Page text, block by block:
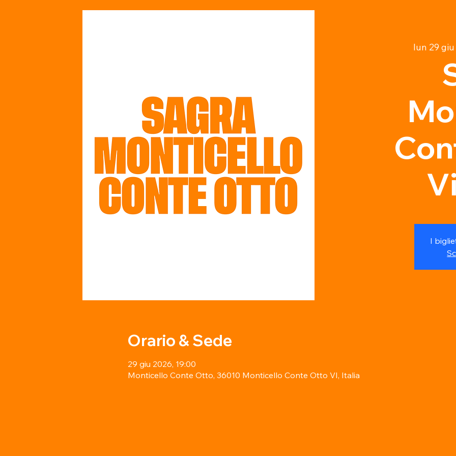
lun 29 giu
I
Orario & Sede
29 giu 2026, 19:00
Monticello Conte Otto, 36010 Monticello Conte Otto VI, Italia